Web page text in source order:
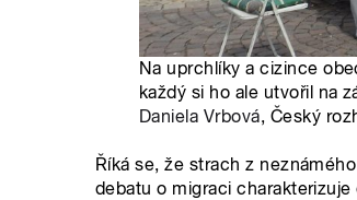
Na uprchlíky a cizince
každý si ho ale utvořil na
Daniela Vrbová, Český
Říká se, že strach z
debatu o migraci